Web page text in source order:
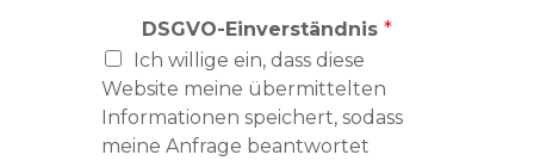
DSGVO-Einverständnis *
Ich willige ein, dass diese
Website meine übermittelten
Informationen speichert, sodass
meine Anfrage beantwortet